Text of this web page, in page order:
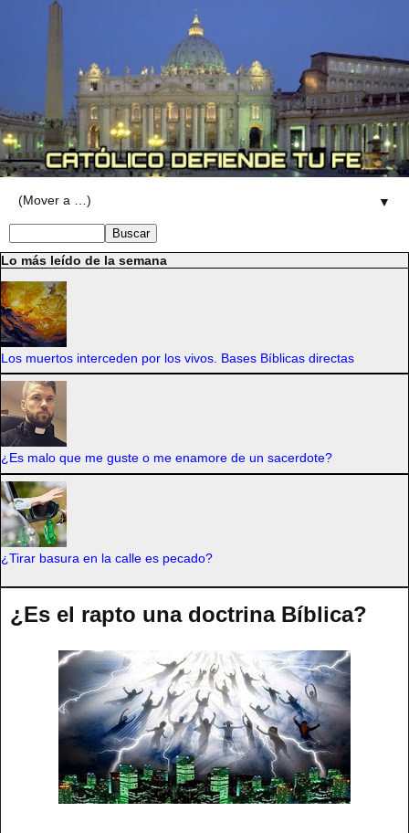
▼
Lo más leído de la semana
Los muertos interceden por los vivos. Bases Bíblicas directas
¿Es malo que me guste o me enamore de un sacerdote?
¿Tirar basura en la calle es pecado?
¿Es el rapto una doctrina Bíblica?